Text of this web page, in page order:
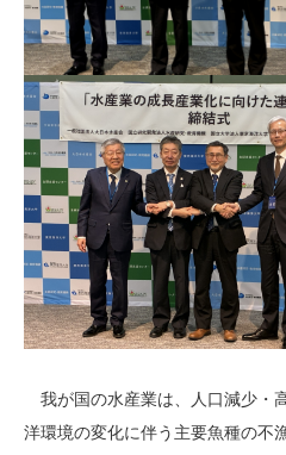
我が国の水産業は、人口減少・
洋環境の変化に伴う主要魚種の不